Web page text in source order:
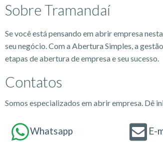
Sobre Tramandaí
Se você está pensando em abrir empresa
seu negócio. Com a Abertura Simples, a
etapas de abertura de empresa e seu sucesso.
Contatos
Somos especializados em abrir empresa. Dê
Whatsapp E-